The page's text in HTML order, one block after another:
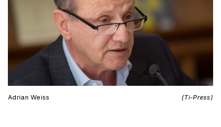
Adrian Weiss (Ti-Press)